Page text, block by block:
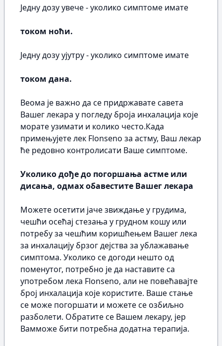
Једну дозу увече - уколико симптоме имате
током ноћи.
Једну дозу ујутру - уколико симптоме имате
током дана.
Веома је важно да се придржавате савета
Вашег лекара у погледу броја инхалација које
морате узимати и колико често.Када
примењујете лек Flonseno за астму, Ваш лекар
ће редовно контролисати Ваше симптоме.
Уколико дође до погоршања астме или
дисања, одмах обавестите Вашег лекара
Можете осетити јаче звиждање у грудима,
чешћи осећај стезања у грудном кошу или
потребу за чешћим коришћењем Вашег лека
за инхалацију брзог дејства за ублажавање
симптома. Уколико се догоди нешто од
поменутог, потребно је да наставите са
употребом лека Flonseno, али не повећавајте
број инхалација које користите. Ваше стање
се може погоршати и можете се озбиљно
разболети. Обратите се Вашем лекару, јер
Вамможе бити потребна додатна терапија.